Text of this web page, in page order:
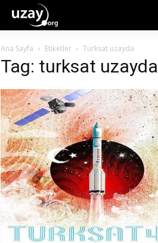
Ana Sayfa Etiketler Turksat uzayda
Tag: turksat uzayda